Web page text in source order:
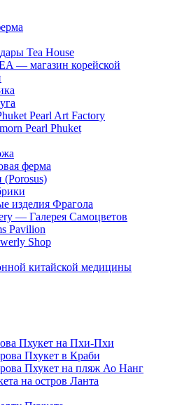
Tea House
— магазин корейской
Pearl Art Factory
Pearl Phuket
ферма
изделия Фрагола
— Галерея Самоцветов
Pavilion
Shop
китайской медицины
Пхукет на Пхи-Пхи
Пхукет в Краби
Пхукет на пляж Ао Нанг
на остров Ланта